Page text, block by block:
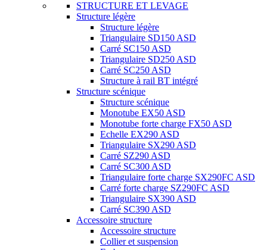
STRUCTURE ET LEVAGE
Structure légère
Structure légère
Triangulaire SD150 ASD
Carré SC150 ASD
Triangulaire SD250 ASD
Carré SC250 ASD
Structure à rail BT intégré
Structure scénique
Structure scénique
Monotube EX50 ASD
Monotube forte charge FX50 ASD
Echelle EX290 ASD
Triangulaire SX290 ASD
Carré SZ290 ASD
Carré SC300 ASD
Triangulaire forte charge SX290FC ASD
Carré forte charge SZ290FC ASD
Triangulaire SX390 ASD
Carré SC390 ASD
Accessoire structure
Accessoire structure
Collier et suspension